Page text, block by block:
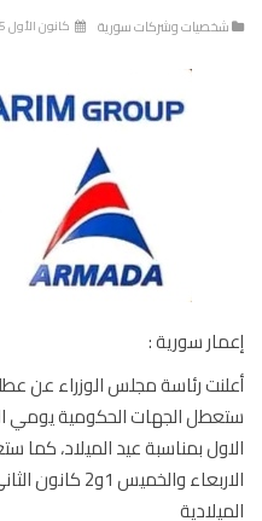
وشركات سورية كانون الأول 15, 2019
سورية :
رئاسة مجلس الوزراء عن عطلة
بمناسبة عيد الميلاد، كما
الاربعاء والخميس 1و2